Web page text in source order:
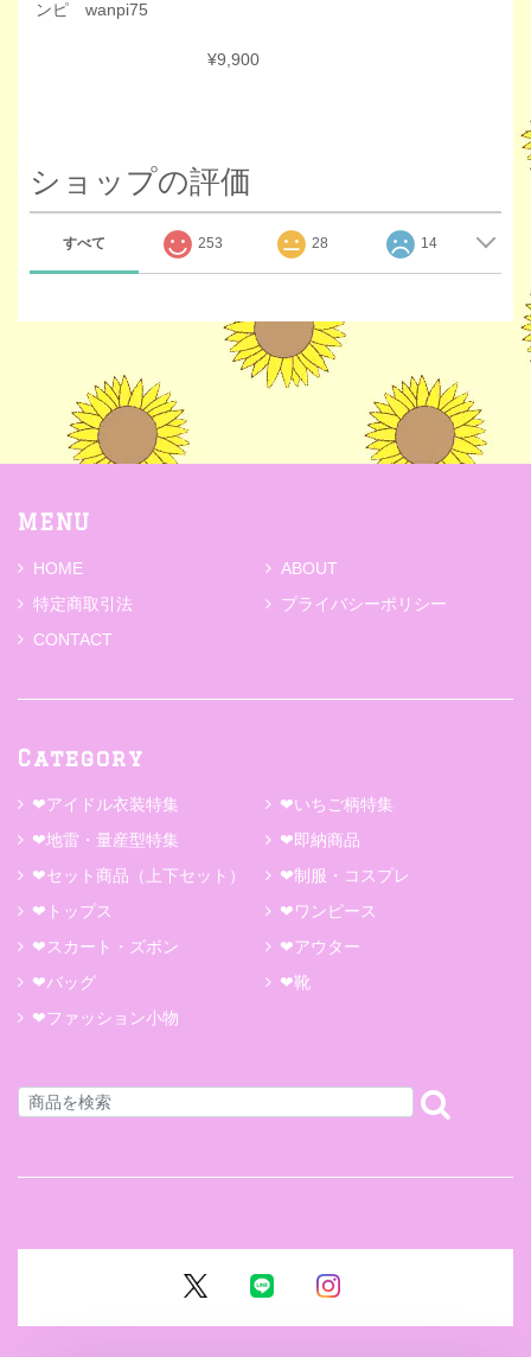
ンピ wanpi75
¥9,900
ショップの評価
すべて 253 28 14
MENU
HOME
ABOUT
特定商取引法
プライバシーポリシー
CONTACT
Category
❤アイドル衣装特集
❤いちご柄特集
❤地雷・量産型特集
❤即納商品
❤セット商品（上下セット）
❤制服・コスプレ
❤トップス
❤ワンピース
❤スカート・ズボン
❤アウター
❤バッグ
❤靴
❤ファッション小物